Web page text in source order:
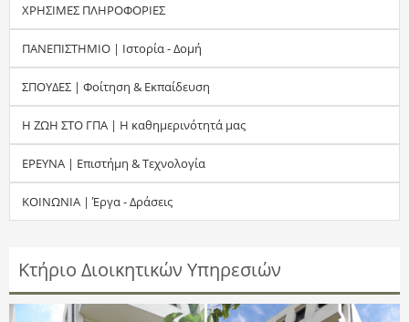
α
ν
α
ζ
ή
τ
σ
η
ΧΡΗΣΙΜΕΣ ΠΛΗΡΟΦΟΡΙΕΣ
ΠΑΝΕΠΙΣΤΗΜΙΟ | Ιστορία - Δομή
ΣΠΟΥΔΕΣ | Φοίτηση & Εκπαίδευση
Η ΖΩΗ ΣΤΟ ΓΠΑ | Η καθημερινότητά μας
ΕΡΕΥΝΑ | Επιστήμη & Τεχνολογία
ΚΟΙΝΩΝΙΑ | Έργα - Δράσεις
Κτήριο Διοικητικών Υπηρεσιών